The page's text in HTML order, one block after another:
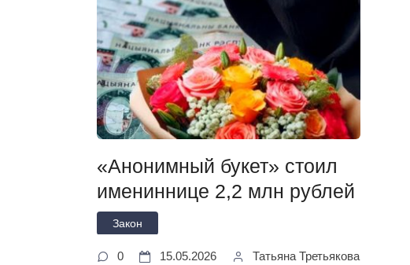
«Анонимный букет» стоил
имениннице 2,2 млн рублей
Закон
0 15.05.2026 Татьяна Третьякова